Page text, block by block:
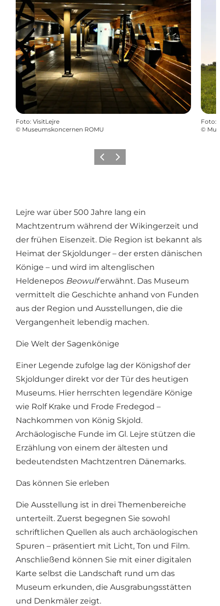
Foto: VisitLejre
© Museumskoncernen ROMU
Foto:
©
Vorherige Folie
Nächste Folie
Lejre war über 500 Jahre lang ein
Machtzentrum während der Wikingerzeit und
der frühen Eisenzeit. Die Region ist bekannt als
Heimat der Skjoldunger – der ersten dänischen
Könige – und wird im altenglischen
Heldenepos Beowulferwähnt. Das Museum
vermittelt die Geschichte anhand von Funden
aus der Region und Ausstellungen, die die
Vergangenheit lebendig machen.
Die Welt der Sagenkönige
Einer Legende zufolge lag der Königshof der
Skjoldunger direkt vor der Tür des heutigen
Museums. Hier herrschten legendäre Könige
wie Rolf Krake und Frode Fredegod –
Nachkommen von König Skjold.
Archäologische Funde im Gl. Lejre stützen die
Erzählung von einem der ältesten und
bedeutendsten Machtzentren Dänemarks.
Das können Sie erleben
Die Ausstellung ist in drei Themenbereiche
unterteilt. Zuerst begegnen Sie sowohl
schriftlichen Quellen als auch archäologischen
Spuren – präsentiert mit Licht, Ton und Film.
Anschließend können Sie mit einer digitalen
Karte selbst die Landschaft rund um das
Museum erkunden, die Ausgrabungsstätten
und Denkmäler zeigt.